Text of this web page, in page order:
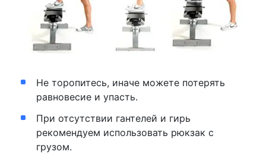
Не торопитесь, иначе можете потерять
равновесие и упасть.
При отсутствии гантелей и гирь
рекомендуем использовать рюкзак с
грузом.